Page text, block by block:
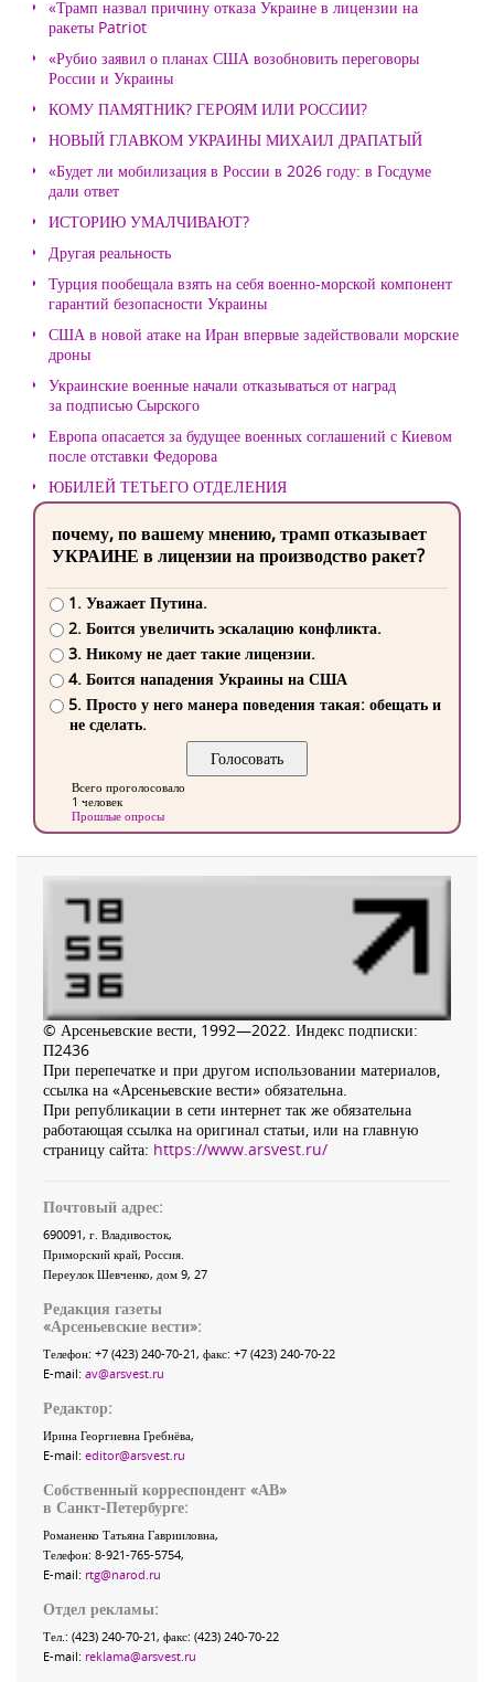
«Трамп назвал причину отказа Украине в лицензии на
ракеты Patriot
«Рубио заявил о планах США возобновить переговоры
России и Украины
КОМУ ПАМЯТНИК? ГЕРОЯМ ИЛИ РОССИИ?
НОВЫЙ ГЛАВКОМ УКРАИНЫ МИХАИЛ ДРАПАТЫЙ
«Будет ли мобилизация в России в 2026 году: в Госдуме
дали ответ
ИСТОРИЮ УМАЛЧИВАЮТ?
Другая реальность
Турция пообещала взять на себя военно-морской компонент
гарантий безопасности Украины
США в новой атаке на Иран впервые задействовали морские
дроны
Украинские военные начали отказываться от наград
за подписью Сырского
Европа опасается за будущее военных соглашений с Киевом
после отставки Федорова
ЮБИЛЕЙ ТЕТЬЕГО ОТДЕЛЕНИЯ
почему, по вашему мнению, трамп отказывает
УКРАИНЕ в лицензии на производство ракет?
1. Уважает Путина.
2. Боится увеличить эскалацию конфликта.
3. Никому не дает такие лицензии.
4. Боится нападения Украины на США
5. Просто у него манера поведения такая: обещать и
не сделать.
Всего проголосовало
1 человек
Прошлые опросы
© Арсеньевские вести, 1992—2022. Индекс подписки:
П2436
При перепечатке и при другом использовании материалов,
ссылка на «Арсеньевские вести» обязательна.
При републикации в сети интернет так же обязательна
работающая ссылка на оригинал статьи, или на главную
страницу сайта: https://www.arsvest.ru/
Почтовый адрес:
690091, г. Владивосток,
Приморский край, Россия
Переулок Шевченко, дом 9, 27
Редакция газеты
«Арсеньевские вести»:
Телефон: +7 (423) 240-70-21, факс: +7 (423) 240-70-22
E-mail: av@arsvest.ru
Редактор:
Ирина Георгиевна Гребнёва,
E-mail: editor@arsvest.ru
Собственный корреспондент «АВ»
в Санкт-Петербурге:
Романенко Татьяна Гаврииловна,
Телефон: 8-921-765-5754,
E-mail: rtg@narod.ru
Отдел рекламы:
Тел.: (423) 240-70-21, факс: (423) 240-70-22
E-mail: reklama@arsvest.ru